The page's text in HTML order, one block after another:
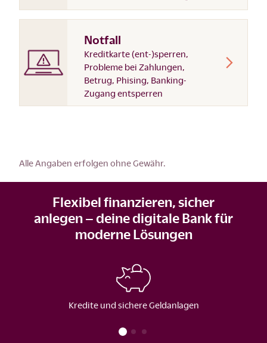
Notfall
Kreditkarte (ent-)sperren,
Probleme bei Zahlungen,
Betrug, Phising, Banking-
Zugang entsperren
Alle Angaben erfolgen ohne Gewähr.
Flexibel finanzieren, sicher
anlegen – deine digitale Bank für
moderne Lösungen
Kredite und sichere Geldanlagen